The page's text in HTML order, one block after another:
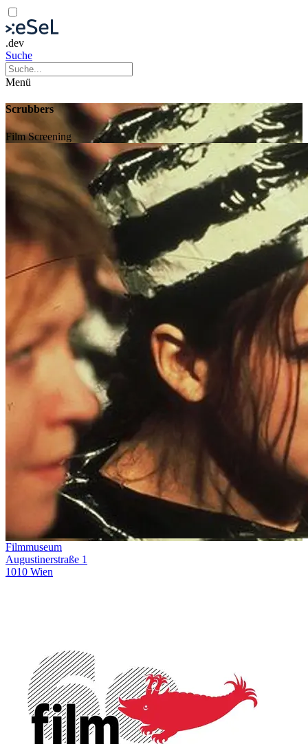
.dev
Suche
Menü
Scrubbers
FilmScreening
Filmmuseum
Augustinerstraße 1
1010 Wien